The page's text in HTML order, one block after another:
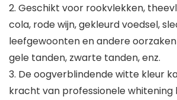
2. Geschikt voor rookvlekken,
cola, rode wijn, gekleurd voedsel,
leefgewoonten en andere
gele tanden, zwarte tanden, enz.
3. De oogverblindende witte kleur
kracht van professionele